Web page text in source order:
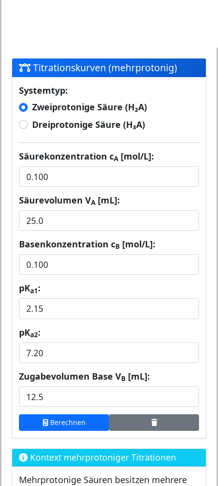
Titrationskurven (mehrprotonig)
Systemtyp:
Zweiprotonige Säure (H₂A)
Dreiprotonige Säure (H₃A)
Säurekonzentration cA [mol/L]:
Säurevolumen VA [mL]:
Basenkonzentration cB [mol/L]:
pKa1:
pKa2:
Zugabevolumen Base VB [mL]:
Berechnen
Kontext mehrprotoniger Titrationen
Mehrprotonige Säuren besitzen mehrere